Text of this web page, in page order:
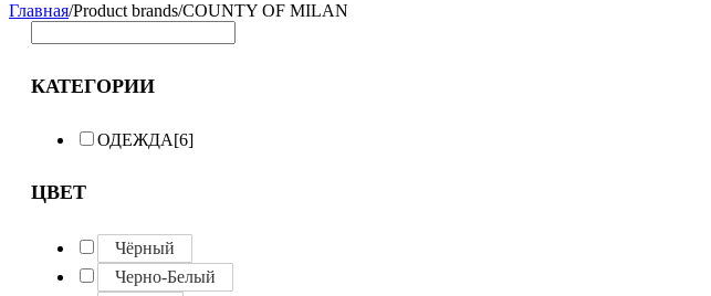
Главная/Product brands/COUNTY OF MILAN
КАТЕГОРИИ
ОДЕЖДА[6]
ЦВЕТ
Чёрный
Черно-Белый